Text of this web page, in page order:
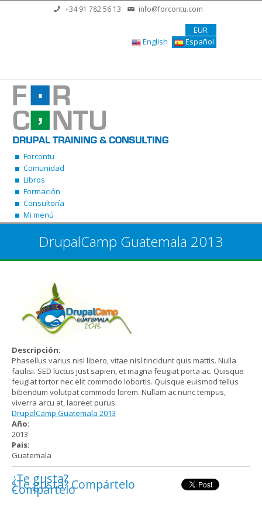
Pasar al contenido principal
+34 91 782 56 13 info@forcontu.com
EUR
English
Español
Forcontu
Comunidad
Libros
Formación
Consultoría
Mi menú
DrupalCamp Guatemala 2013
Descripción:
Phasellus varius nisl libero, vitae nisl tincidunt quis mattis. Nulla
facilisi. SED luctus just sapien, et magna feugiat porta ac. Quisque
feugiat tortor nec elit commodo lobortis. Quisque euismod tellus
bibendum volutpat commodo lorem. Nullam ac nunc tempus,
viverra arcu at, laoreet purus.
DrupalCamp Guatemala 2013
Año:
2013
Pais:
Guatemala
¿Te gusta?
Compártelo
¿Te gusta? Compártelo